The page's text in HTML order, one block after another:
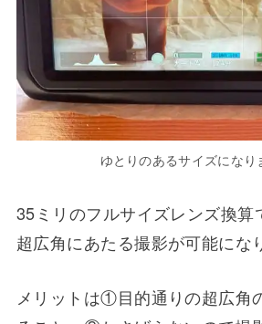
ゆとりのあるサイズになり
35ミリのフルサイズレンズ換算
超広角にあたる撮影が可能にな
メリットは①目的通りの超広角